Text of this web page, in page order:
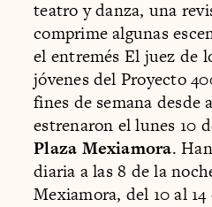
teatro y danza, una
comprime algunas
el entremés El juez de
jóvenes del Proyecto
fines de semana desde
estrenaron el lunes 10
Plaza Mexiamora.
diaria a las 8 de la
Mexiamora, del 10 al